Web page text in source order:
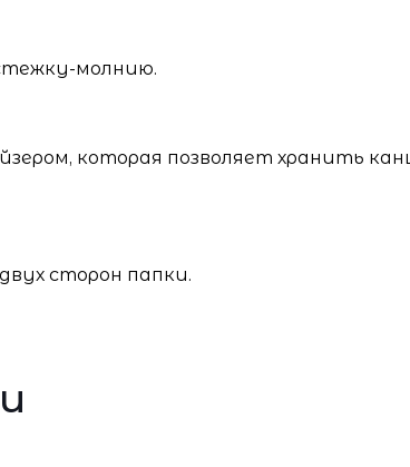
молнию.
которая позволяет хранить
сторон папки.